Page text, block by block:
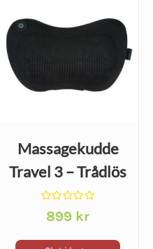
Massagekudde
Travel 3 – Trådlös
Shiatsu
Betygsatt
5
899 kr